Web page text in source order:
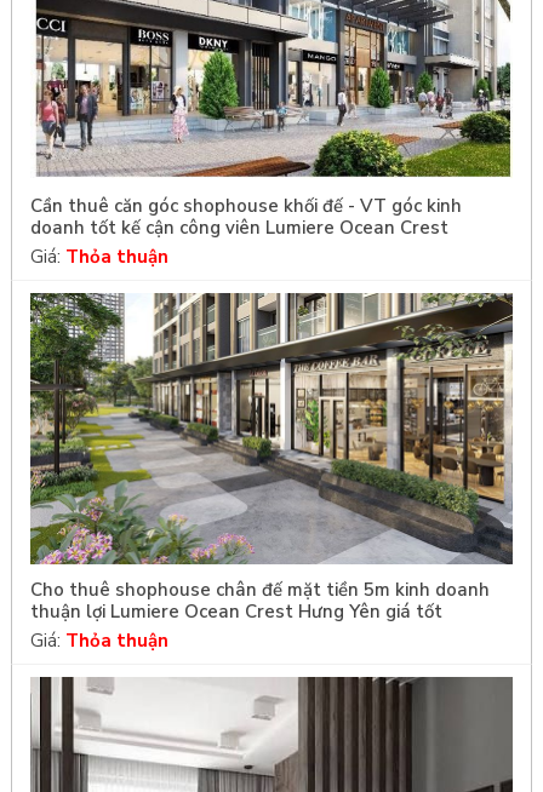
Cần thuê căn góc shophouse khối đế - VT góc kinh
doanh tốt kế cận công viên Lumiere Ocean Crest
Giá: Thỏa thuận
Cho thuê shophouse chân đế mặt tiền 5m kinh doanh
thuận lợi Lumiere Ocean Crest Hưng Yên giá tốt
Giá: Thỏa thuận